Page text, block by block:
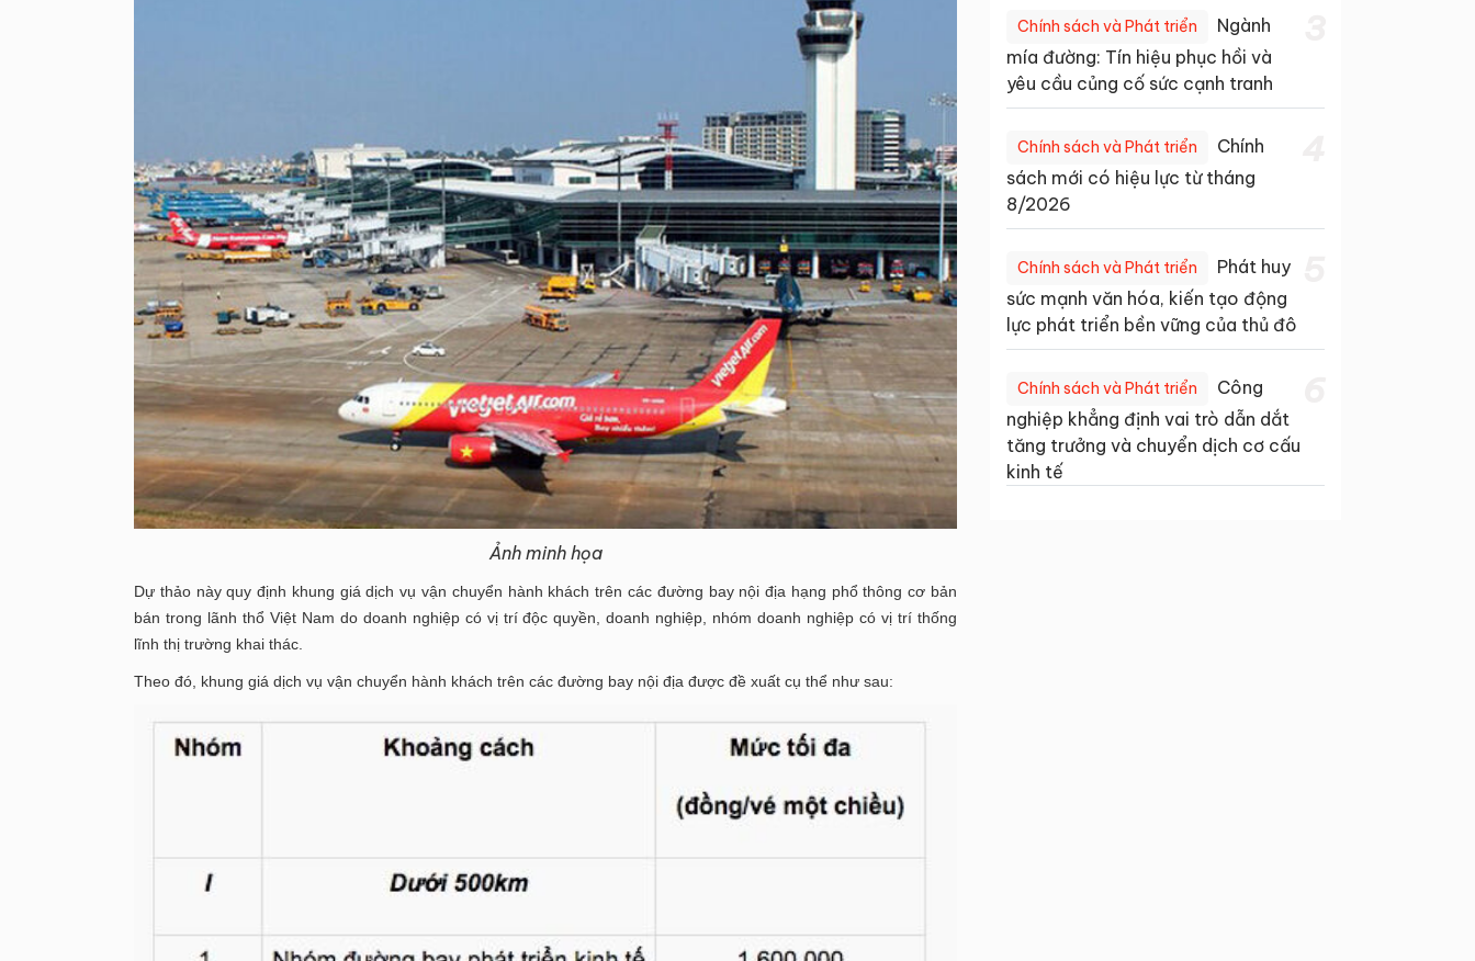
Ảnh minh họa
Dự thảo này quy định khung giá dịch vụ vận chuyển hành khách trên các đường bay nội địa hạng phổ thông cơ bản
bán trong lãnh thổ Việt Nam do doanh nghiệp có vị trí độc quyền, doanh nghiệp, nhóm doanh nghiệp có vị trí thống
lĩnh thị trường khai thác.
Theo đó, khung giá dịch vụ vận chuyển hành khách trên các đường bay nội địa được đề xuất cụ thể như sau:
Chính sách và Phát triển
Ngành
mía đường: Tín hiệu phục hồi và
yêu cầu củng cố sức cạnh tranh
Chính sách và Phát triển
Chính
sách mới có hiệu lực từ tháng
8/2026
Chính sách và Phát triển
Phát huy
sức mạnh văn hóa, kiến tạo động
lực phát triển bền vững của thủ đô
Chính sách và Phát triển
Công
nghiệp khẳng định vai trò dẫn dắt
tăng trưởng và chuyển dịch cơ cấu
kinh tế